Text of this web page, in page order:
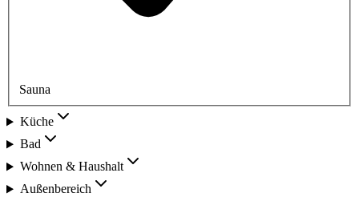
Sauna
Küche
Bad
Wohnen & Haushalt
Außenbereich